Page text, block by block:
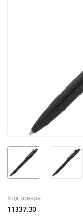
Код товара
11337.30